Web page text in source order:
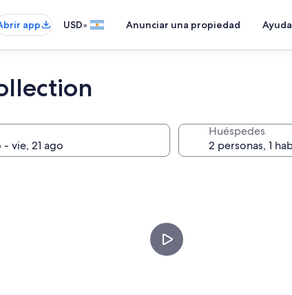
app USD• Anunciar una propiedad Ayuda
Huéspedes